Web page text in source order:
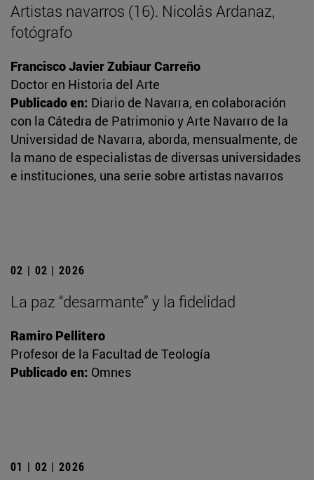
Artistas navarros (16). Nicolás Ardanaz,
fotógrafo
Francisco Javier Zubiaur Carreño
Doctor en Historia del Arte
Publicado en: Diario de Navarra, en colaboración
con la Cátedra de Patrimonio y Arte Navarro de la
Universidad de Navarra, aborda, mensualmente, de
la mano de especialistas de diversas universidades
e instituciones, una serie sobre artistas navarros
02 | 02 | 2026
La paz “desarmante” y la fidelidad
Ramiro Pellitero
Profesor de la Facultad de Teología
Publicado en: Omnes
01 | 02 | 2026